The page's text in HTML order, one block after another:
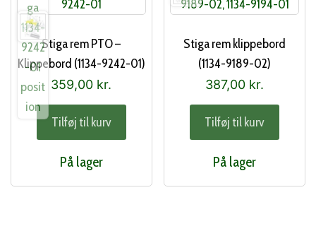
Stiga rem PTO –
Klippebord (1134-9242-01)
359,00 kr.
Tilføj til kurv
På lager
Stiga rem klippebord
(1134-9189-02)
387,00 kr.
Tilføj til kurv
På lager